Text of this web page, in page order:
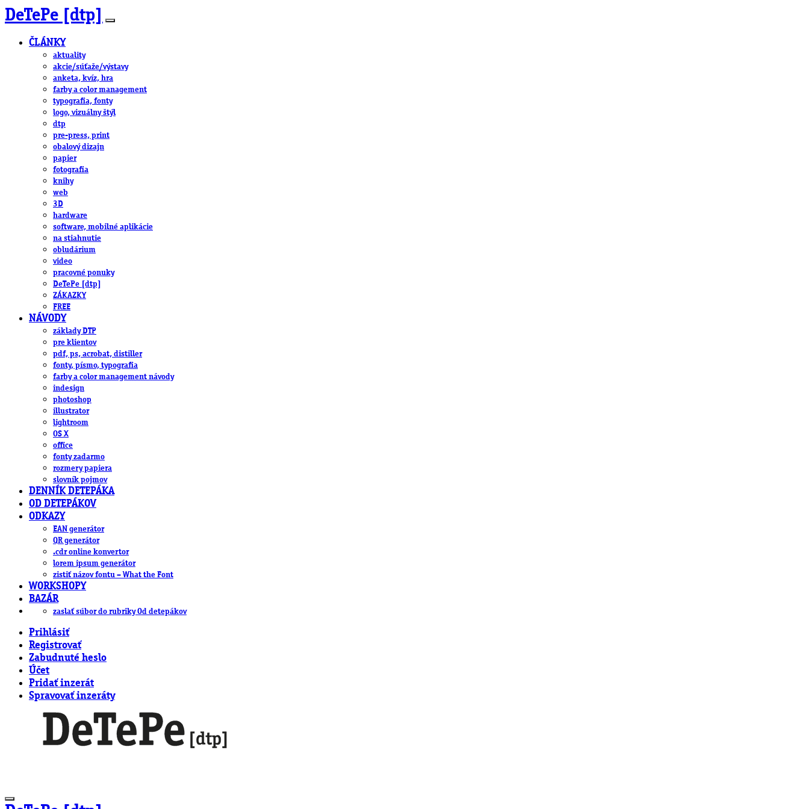
DeTePe [dtp]
ČLÁNKY
aktuality
akcie/súťaže/výstavy
anketa, kvíz, hra
farby a color management
typografia, fonty
logo, vizuálny štýl
dtp
pre-press, print
obalový dizajn
papier
fotografia
knihy
web
3D
hardware
software, mobilné aplikácie
na stiahnutie
obludárium
video
pracovné ponuky
DeTePe [dtp]
ZÁKAZKY
FREE
NÁVODY
základy DTP
pre klientov
pdf, ps, acrobat, distiller
fonty, písmo, typografia
farby a color management návody
indesign
photoshop
illustrator
lightroom
OS X
office
fonty zadarmo
rozmery papiera
slovník pojmov
DENNÍK DETEPÁKA
OD DETEPÁKOV
ODKAZY
EAN generátor
QR generátor
.cdr online konvertor
lorem ipsum generátor
zistiť názov fontu – What the Font
WORKSHOPY
BAZÁR
zaslať súbor do rubriky Od detepákov
Prihlásiť
Registrovať
Zabudnuté heslo
Účet
Pridať inzerát
Spravovať inzeráty